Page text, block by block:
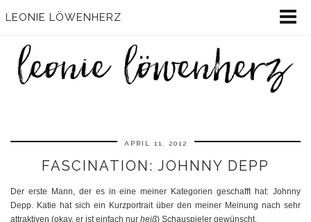
LEONIE LÖWENHERZ
APRIL 11, 2012
FASCINATION: JOHNNY DEPP
Der erste Mann, der es in eine meiner Kategorien geschafft hat: Johnny
Depp. Katie hat sich ein Kurzportrait über den meiner Meinung nach sehr
attraktiven (okay, er ist einfach nur heiß) Schauspieler gewünscht.